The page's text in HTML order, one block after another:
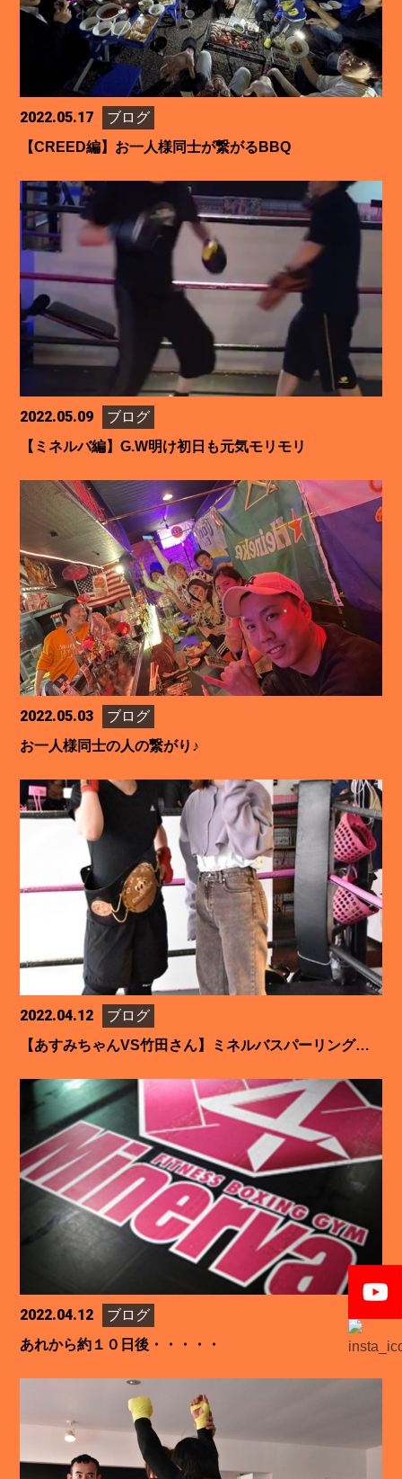
2022.05.17
ブログ
【CREED編】お一人様同士が繋がるBBQ
2022.05.09
ブログ
【ミネルバ編】G.W明け初日も元気モリモリ
2022.05.03
ブログ
お一人様同士の人の繋がり♪
2022.04.12
ブログ
【あすみちゃんVS竹田さん】ミネルバスパーリング第四試合
2022.04.12
ブログ
あれから約１０日後・・・・・